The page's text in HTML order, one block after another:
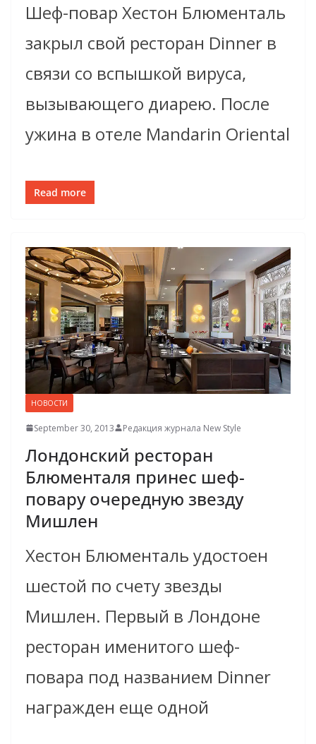
Шеф-повар Хестон Блюменталь
закрыл свой ресторан Dinner в
связи со вспышкой вируса,
вызывающего диарею. После
ужина в отеле Mandarin Oriental
Read more
НОВОСТИ
September 30, 2013 Редакция журнала New Style
Лондонский ресторан
Блюменталя принес шеф-
повару очередную звезду
Мишлен
Хестон Блюменталь удостоен
шестой по счету звезды
Мишлен. Первый в Лондоне
ресторан именитого шеф-
повара под названием Dinner
награжден еще одной